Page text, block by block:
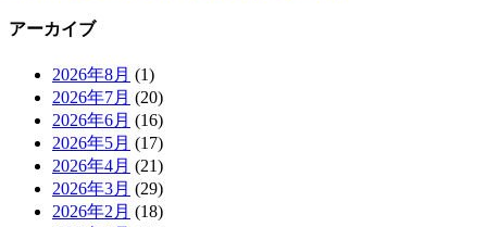
アーカイブ
2026年8月 (1)
2026年7月 (20)
2026年6月 (16)
2026年5月 (17)
2026年4月 (21)
2026年3月 (29)
2026年2月 (18)